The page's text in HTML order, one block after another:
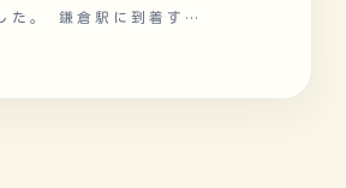
た。 鎌倉駅に到着す…